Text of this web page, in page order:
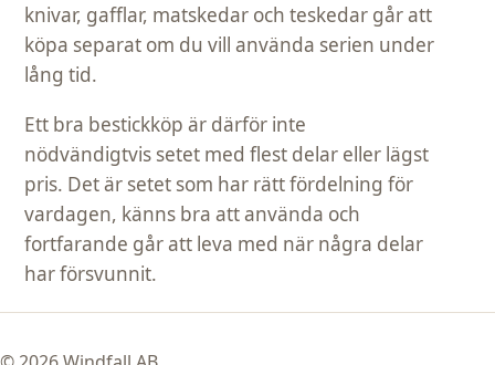
knivar, gafflar, matskedar och teskedar går att
köpa separat om du vill använda serien under
lång tid.
Ett bra bestickköp är därför inte
nödvändigtvis setet med flest delar eller lägst
pris. Det är setet som har rätt fördelning för
vardagen, känns bra att använda och
fortfarande går att leva med när några delar
har försvunnit.